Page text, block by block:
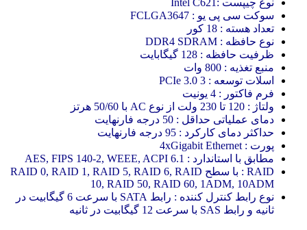
نوع چیپست :Intel C621
سوکت سی پی یو : FCLGA3647
تعداد هسته : 18 کور
نوع حافظه : DDR4 SDRAM
ظرفیت حافظه : 128 گیگابایت
منبع تغذیه : 800 وات
اسلات توسعه : 3 PCIe 3.0
فرم فاکتور : 4 یونیت
ولتاژ : 120 تا 230 ولت از نوع AC با 50/60 هرتز
دمای عملیاتی حداقل : 50 درجه فارنهایت
حداکثر دمای کارکرد : 95 درجه فارنهایت
پورت : 4xGigabit Ethernet
مطابق با استاندارد : AES, FIPS 140-2, WEEE, ACPI 6.1
RAID : با سطح RAID 0, RAID 1, RAID 5, RAID 6, RAID
10, RAID 50, RAID 60, 1ADM, 10ADM
نوع رابط کنترل کننده : رابط SATA با سرعت 6 گیگابیت در
ثانیه و رابط SAS با سرعت 12 گیگابیت در ثانیه